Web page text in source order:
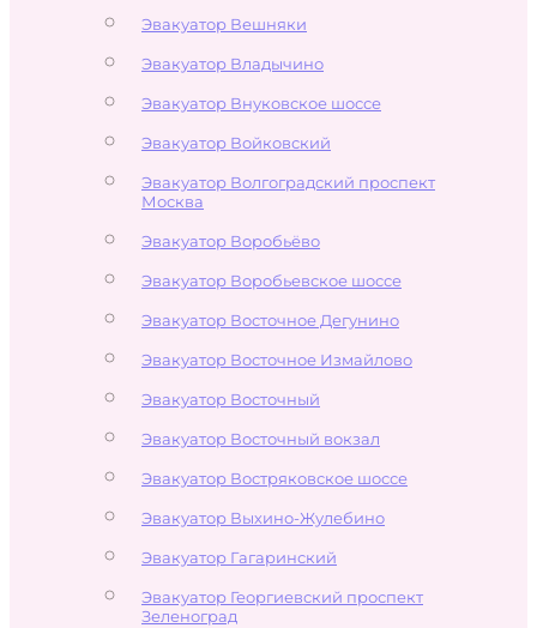
Эвакуатор Вешняки
Эвакуатор Владычино
Эвакуатор Внуковское шоссе
Эвакуатор Войковский
Эвакуатор Волгоградский проспект
Москва
Эвакуатор Воробьёво
Эвакуатор Воробьевское шоссе
Эвакуатор Восточное Дегунино
Эвакуатор Восточное Измайлово
Эвакуатор Восточный
Эвакуатор Восточный вокзал
Эвакуатор Востряковское шоссе
Эвакуатор Выхино-Жулебино
Эвакуатор Гагаринский
Эвакуатор Георгиевский проспект
Зеленоград